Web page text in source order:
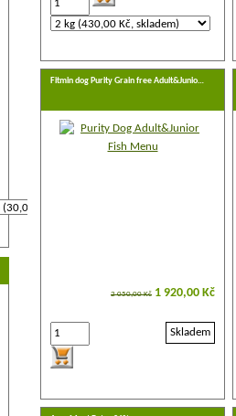
Fitmin dog Purity Grain free Adult&Junio…
2 050,00 Kč 1 920,00 Kč
Skladem